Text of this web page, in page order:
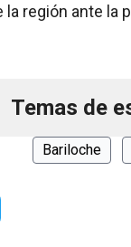
región ante
Temas de
Bariloche